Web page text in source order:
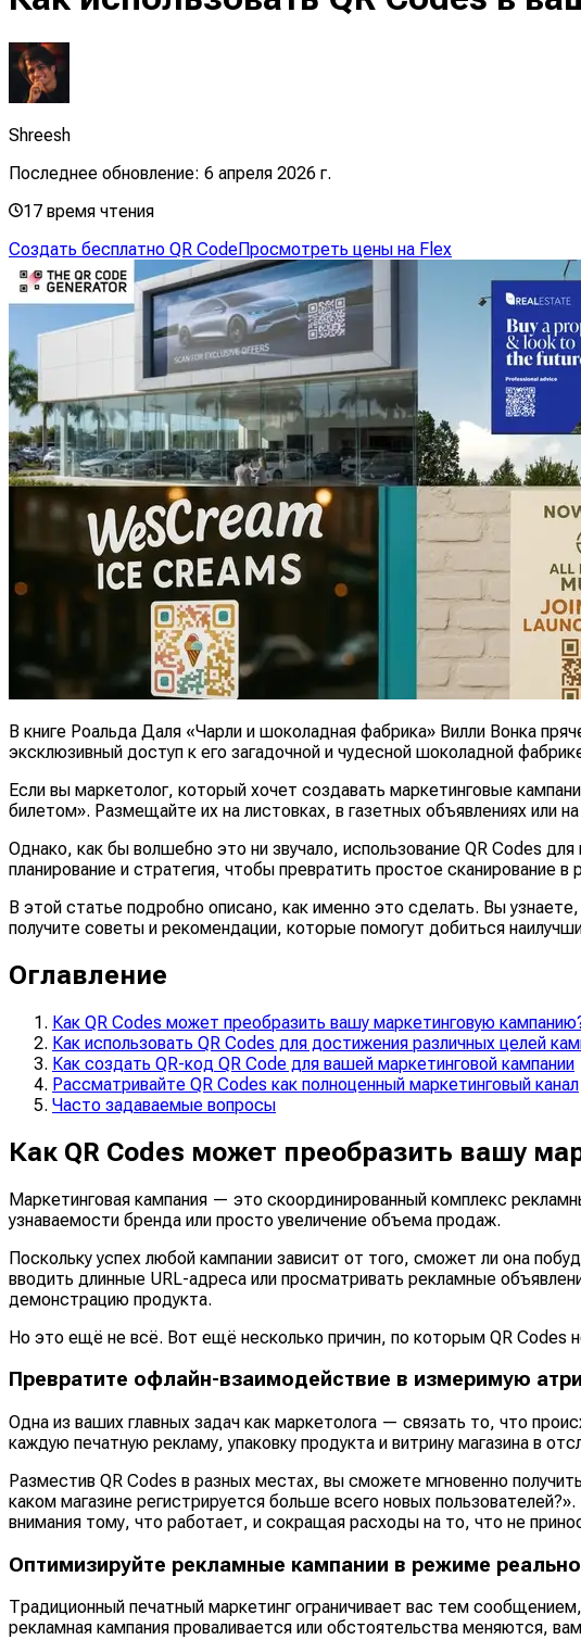
Shreesh
Последнее обновление: 6 апреля 2026 г.
17 время чтения
Создать бесплатно QR CodeПросмотреть цены на Flex
В книге Роальда Даля «Чарли и шоколадная фабрика» Вилли Вонка
эксклюзивный доступ к его загадочной и чудесной шоколадной
Если вы маркетолог, который хочет создавать маркетинговые
билетом». Размещайте их на листовках, в газетных объявлениях
Однако, как бы волшебно это ни звучало, использование QR Codes
планирование и стратегия, чтобы превратить простое сканирование
В этой статье подробно описано, как именно это сделать. Вы
получите советы и рекомендации, которые помогут добиться
Оглавление
Как QR Codes может преобразить вашу маркетинговую
Как использовать QR Codes для достижения различных целей
Как создать QR-код QR Code для вашей маркетинговой кампании
Рассматривайте QR Codes как полноценный маркетинговый канал
Часто задаваемые вопросы
Как QR Codes может преобразить вашу
Маркетинговая кампания — это скоординированный комплекс
узнаваемости бренда или просто увеличение объема продаж.
Поскольку успех любой кампании зависит от того, сможет ли она
вводить длинные URL-адреса или просматривать рекламные
демонстрацию продукта.
Но это ещё не всё. Вот ещё несколько причин, по которым QR Codes
Превратите офлайн-взаимодействие в измеримую
Одна из ваших главных задач как маркетолога — связать то, что
каждую печатную рекламу, упаковку продукта и витрину магазина в
Разместив QR Codes в разных местах, вы сможете мгновенно
каком магазине регистрируется больше всего новых
внимания тому, что работает, и сокращая расходы на то, что не
Оптимизируйте рекламные кампании в режиме
Традиционный печатный маркетинг ограничивает вас тем
рекламная кампания проваливается или обстоятельства меняются,